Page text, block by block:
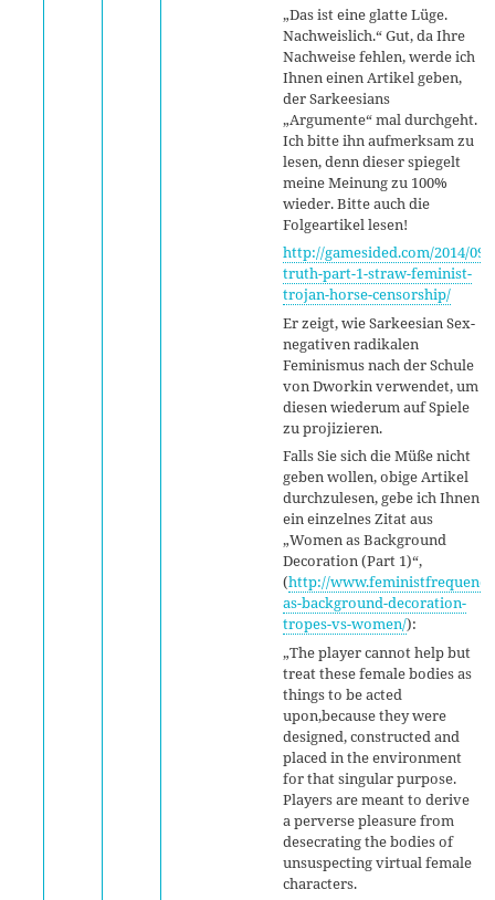
„Das ist eine glatte Lüge.
Nachweislich.“ Gut, da Ihre
Nachweise fehlen, werde ich
Ihnen einen Artikel geben,
der Sarkeesians
„Argumente“ mal durchgeht.
Ich bitte ihn aufmerksam zu
lesen, denn dieser spiegelt
meine Meinung zu 100%
wieder. Bitte auch die
Folgeartikel lesen!
http://gamesided.com/2014/09/
truth-part-1-straw-feminist-
trojan-horse-censorship/
Er zeigt, wie Sarkeesian Sex-
negativen radikalen
Feminismus nach der Schule
von Dworkin verwendet, um
diesen wiederum auf Spiele
zu projizieren.
Falls Sie sich die Müße nicht
geben wollen, obige Artikel
durchzulesen, gebe ich Ihnen
ein einzelnes Zitat aus
„Women as Background
Decoration (Part 1)“,
(http://
as-background-decoration-
tropes-vs-women/):
„The player cannot help but
treat these female bodies as
things to be acted
upon,because they were
designed, constructed and
placed in the environment
for that singular purpose.
Players are meant to derive
a perverse pleasure from
desecrating the bodies of
unsuspecting virtual female
characters.